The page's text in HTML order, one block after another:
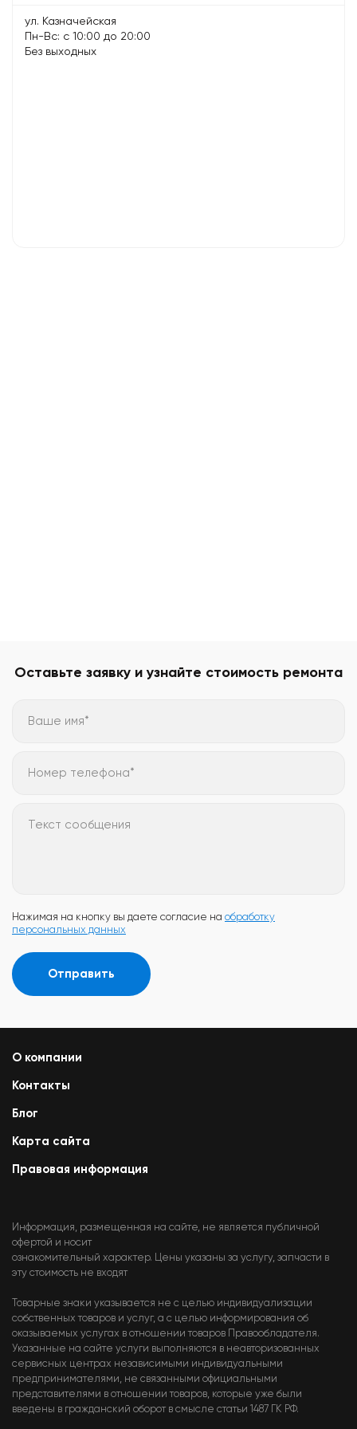
ул. Казначейская
Пн-Вс: с 10:00 до 20:00
Без выходных
Оставьте заявку и узнайте стоимость ремонта
Ваше имя*
Номер телефона*
Текст сообщения
Нажимая на кнопку вы даете согласие на обработку
персональных данных
Отправить
О компании
Контакты
Блог
Карта сайта
Правовая информация
Информация, размещенная на сайте, не является публичной
офертой и носит
ознакомительный характер. Цены указаны за услугу, запчасти в
эту стоимость не входят
Товарные знаки указывается не с целью индивидуализации
собственных товаров и услуг, а с целью информирования об
оказываемых услугах в отношении товаров Правообладателя.
Указанные на сайте услуги выполняются в неавторизованных
сервисных центрах независимыми индивидуальными
предпринимателями, не связанными официальными
представителями в отношении товаров, которые уже были
введены в гражданский оборот в смысле статьи 1487 ГК РФ.